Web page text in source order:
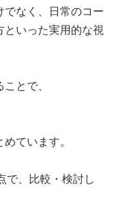
でなく、日常のコー
といった実用的な視
とで、
ています。
で、比較・検討し